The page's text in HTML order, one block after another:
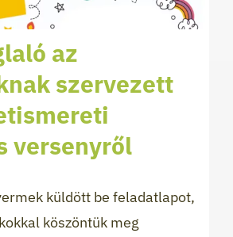
az
szervezett
versenyről
küldött be feladatlapot,
köszöntük meg